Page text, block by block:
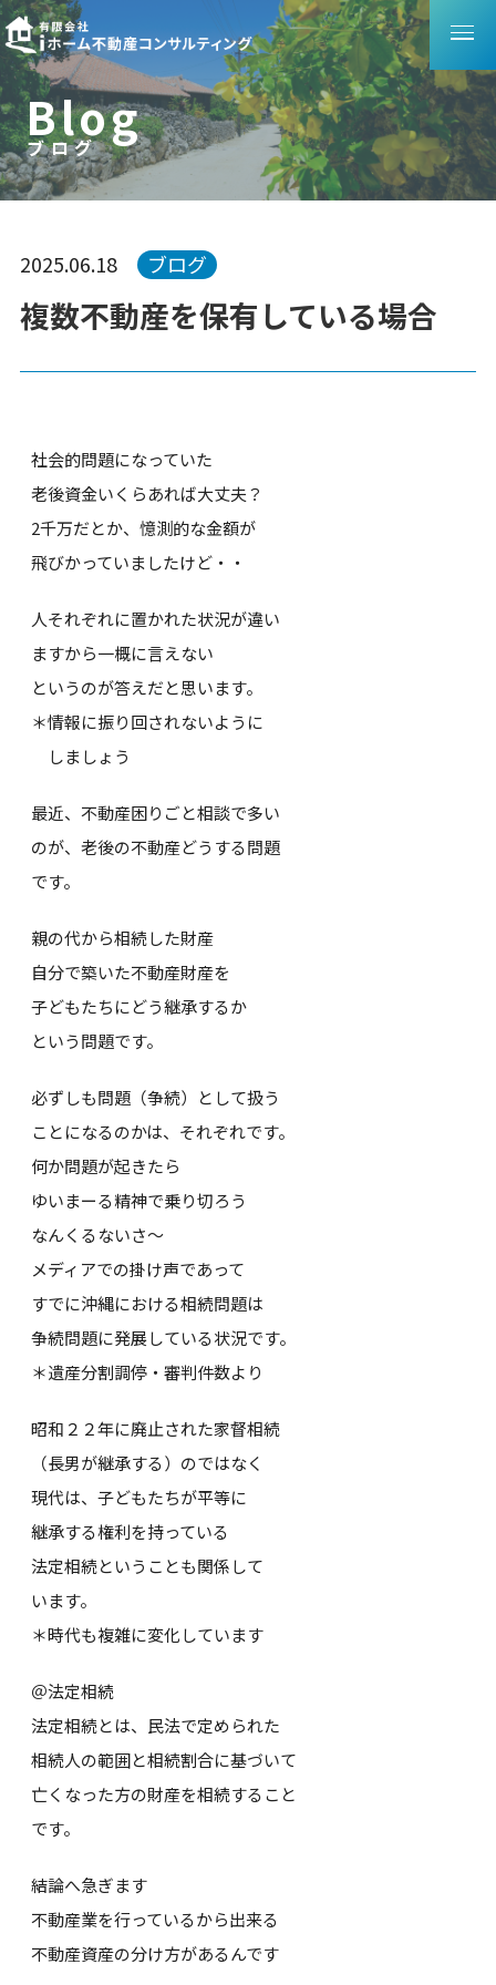
Blog
ブログ
ブログ
複数不動産を保有している場合
2025.06.18 ブログ
社会的問題になっていた
老後資金いくらあれば大丈夫？
2千万だとか、憶測的な金額が
飛びかっていましたけど・・
人それぞれに置かれた状況が違い
ますから一概に言えない
というのが答えだと思います。
＊情報に振り回されないように
しましょう
最近、不動産困りごと相談で多い
のが、老後の不動産どうする問題
です。
親の代から相続した財産
自分で築いた不動産財産を
子どもたちにどう継承するか
という問題です。
必ずしも問題（争続）として扱う
ことになるのかは、それぞれです。
何か問題が起きたら
ゆいまーる精神で乗り切ろう
なんくるないさ～
メディアでの掛け声であって
すでに沖縄における相続問題は
争続問題に発展している状況です。
＊遺産分割調停・審判件数より
昭和２２年に廃止された家督相続
（長男が継承する）のではなく
現代は、子どもたちが平等に
継承する権利を持っている
法定相続ということも関係して
います。
＊時代も複雑に変化しています
＠法定相続
法定相続とは、民法で定められた
相続人の範囲と相続割合に基づいて
亡くなった方の財産を相続すること
です。
結論へ急ぎます
不動産業を行っているから出来る
不動産資産の分け方があるんです